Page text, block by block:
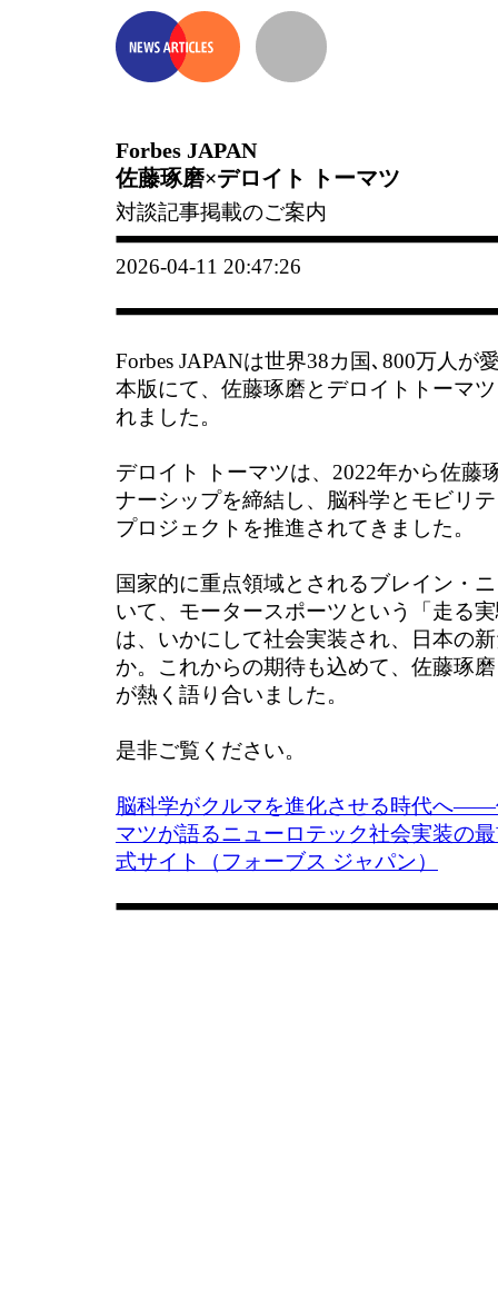
Forbes JAPAN
佐藤琢磨×デロイト トーマツ
対談記事掲載のご案内
2026-04-11 20:47:26
Forbes JAPANは世界38カ国､800万人が
本版にて、佐藤琢磨とデロイトトーマ
れました。
デロイト トーマツは、2022年から佐藤
ナーシップを締結し、脳科学とモビリ
プロジェクトを推進されてきました。
国家的に重点領域とされるブレイン・
いて、モータースポーツという「走る
は、いかにして社会実装され、日本の
か。これからの期待も込めて、佐藤琢
が熱く語り合いました。
是非ご覧ください。
脳科学がクルマを進化させる時代へ
マツが語るニューロテック社会実装の最
式サイト（フォーブス ジャパン）